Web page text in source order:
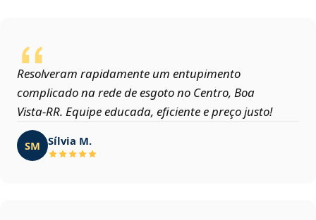
Resolveram rapidamente um entupimento
complicado na rede de esgoto no Centro, Boa
Vista‑RR. Equipe educada, eficiente e preço justo!
SM Sílvia M.